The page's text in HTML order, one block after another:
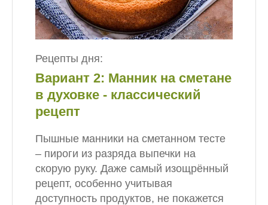
Рецепты дня:
Вариант 2: Манник на сметане
в духовке - классический
рецепт
Пышные манники на сметанном тесте
– пироги из разряда выпечки на
скорую руку. Даже самый изощрённый
рецепт, особенно учитывая
доступность продуктов, не покажется